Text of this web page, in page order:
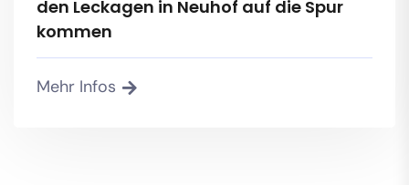
den Leckagen in Neuhof auf die Spur
kommen
Mehr Infos